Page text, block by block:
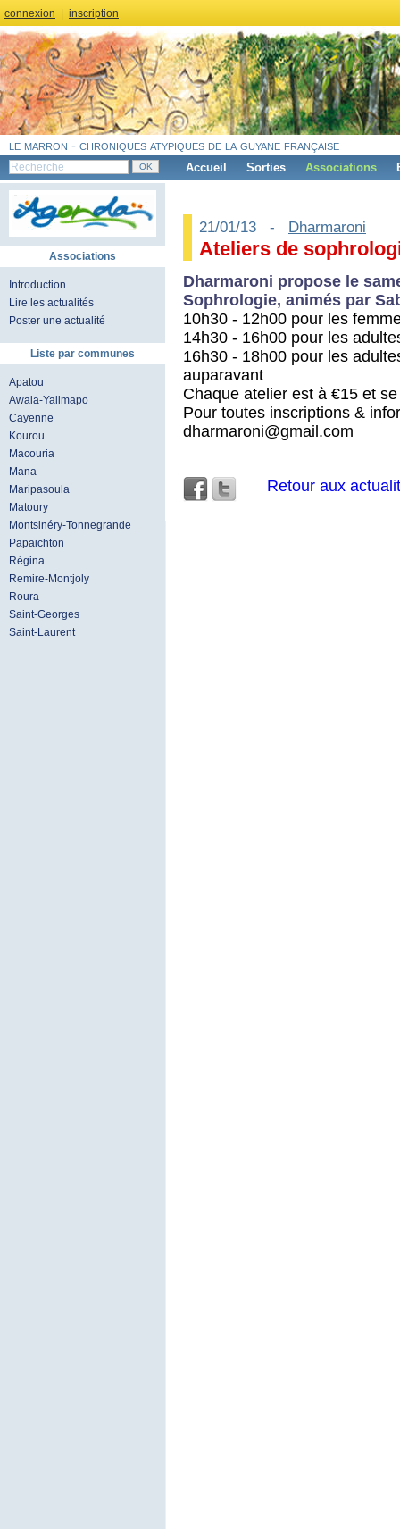
connexion inscription
le marron - chroniques atypiques de la guyane française
Accueil Sorties Associations
Associations
Introduction
Lire les actualités
Poster une actualité
Liste par communes
Apatou
Awala-Yalimapo
Cayenne
Kourou
Macouria
Mana
Maripasoula
Matoury
Montsinéry-Tonnegrande
Papaichton
Régina
Remire-Montjoly
Roura
Saint-Georges
Saint-Laurent
21/01/13 - Dharmaroni
Ateliers de
Dharmaroni propose le
Sophrologie, animés par
10h30 - 12h00 pour les
14h30 - 16h00 pour les
16h30 - 18h00 pour les
auparavant
Chaque atelier est à €15 et
Pour toutes inscriptions &
dharmaroni@gmail.com
Retour aux